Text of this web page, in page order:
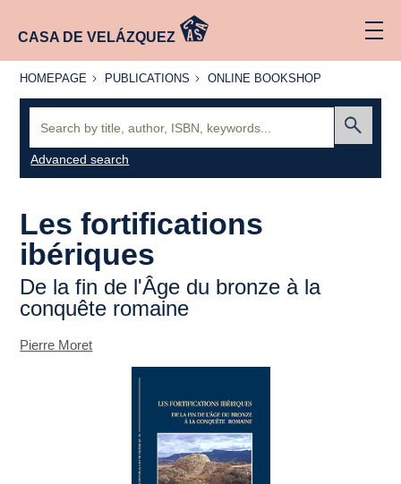
CASA DE VELÁZQUEZ
HOMEPAGE
HOMEPAGE PUBLICATIONS
PUBLICATIONS
ONLINE
ONLINE BOOKSHOP
Advanced search
Les fortifications
ibériques
De la fin de l'Âge du bronze à la
conquête romaine
Pierre Moret